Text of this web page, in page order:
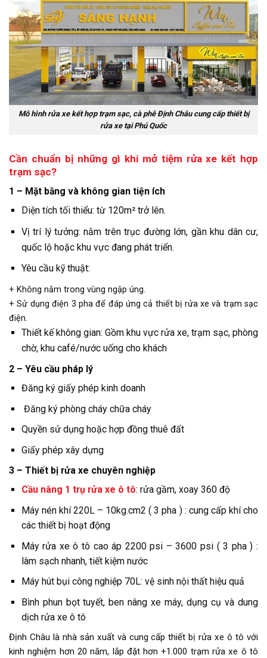
Mô hình rửa xe kết hợp trạm sạc, cà phê Định Châu cung cấp thiết bị
rửa xe tại Phú Quốc
Cần chuẩn bị những gì khi mở tiệm rửa xe kết hợp
trạm sạc?
1 – Mặt bằng và không gian tiện ích
Diện tích tối thiểu: từ 120m² trở lên.
Vị trí lý tưởng: nằm trên trục đường lớn, gần khu dân cư,
quốc lộ hoặc khu vực đang phát triển.
Yêu cầu kỹ thuật:
+ Không nằm trong vùng ngập úng.
+ Sử dụng điện 3 pha để đáp ứng cả thiết bị rửa xe và trạm sạc
điện.
Thiết kế không gian: Gồm khu vực rửa xe, trạm sạc, phòng
chờ, khu café/nước uống cho khách
2 – Yêu cầu pháp lý
Đăng ký giấy phép kinh doanh
Đăng ký phòng cháy chữa cháy
Quyền sử dụng hoặc hợp đồng thuê đất
Giấy phép xây dựng
3 – Thiết bị rửa xe chuyên nghiệp
Cầu nâng 1 trụ rửa xe ô tô: rửa gầm, xoay 360 độ
Máy nén khí 220L – 10kg.cm2 ( 3 pha ) : cung cấp khí cho
các thiết bị hoạt động
Máy rửa xe ô tô cao áp 2200 psi – 3600 psi ( 3 pha ) :
làm sạch nhanh, tiết kiệm nước
Máy hút bụi công nghiệp 70L: vệ sinh nội thất hiệu quả
Bình phun bọt tuyết, ben nâng xe máy, dụng cụ và dung
dịch rửa xe ô tô
Định Châu là nhà sản xuất và cung cấp thiết bị rửa xe ô tô với
kinh nghiệm hơn 20 năm, lắp đặt hơn +1.000 trạm rửa xe ô tô